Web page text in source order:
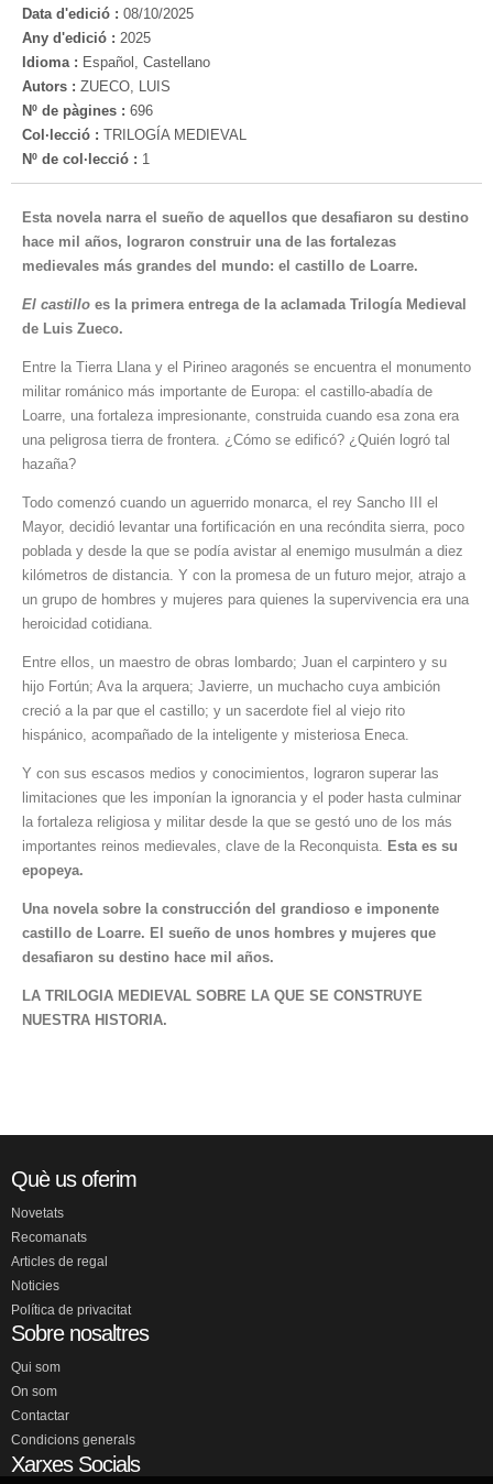
Data d'edició : 08/10/2025
Any d'edició : 2025
Idioma : Español, Castellano
Autors : ZUECO, LUIS
Nº de pàgines : 696
Col·lecció : TRILOGÍA MEDIEVAL
Nº de col·lecció : 1
Esta novela narra el sueño de aquellos que desafiaron su destino
hace mil años, lograron construir una de las fortalezas
medievales más grandes del mundo: el castillo de Loarre.
El castillo es la primera entrega de la aclamada Trilogía Medieval
de Luis Zueco.
Entre la Tierra Llana y el Pirineo aragonés se encuentra el monumento
militar románico más importante de Europa: el castillo-abadía de
Loarre, una fortaleza impresionante, construida cuando esa zona era
una peligrosa tierra de frontera. ¿Cómo se edificó? ¿Quién logró tal
hazaña?
Todo comenzó cuando un aguerrido monarca, el rey Sancho III el
Mayor, decidió levantar una fortificación en una recóndita sierra, poco
poblada y desde la que se podía avistar al enemigo musulmán a diez
kilómetros de distancia. Y con la promesa de un futuro mejor, atrajo a
un grupo de hombres y mujeres para quienes la supervivencia era una
heroicidad cotidiana.
Entre ellos, un maestro de obras lombardo; Juan el carpintero y su
hijo Fortún; Ava la arquera; Javierre, un muchacho cuya ambición
creció a la par que el castillo; y un sacerdote fiel al viejo rito
hispánico, acompañado de la inteligente y misteriosa Eneca.
Y con sus escasos medios y conocimientos, lograron superar las
limitaciones que les imponían la ignorancia y el poder hasta culminar
la fortaleza religiosa y militar desde la que se gestó uno de los más
importantes reinos medievales, clave de la Reconquista.
Esta es su
epopeya.
Una novela sobre la construcción del grandioso e imponente
castillo de Loarre. El sueño de unos hombres y mujeres que
desafiaron su destino hace mil años.
LA TRILOGIA MEDIEVAL SOBRE LA QUE SE CONSTRUYE
NUESTRA HISTORIA.
Què us oferim
Novetats
Recomanats
Articles de regal
Noticies
Política de privacitat
Sobre nosaltres
Qui som
On som
Contactar
Condicions generals
Xarxes Socials